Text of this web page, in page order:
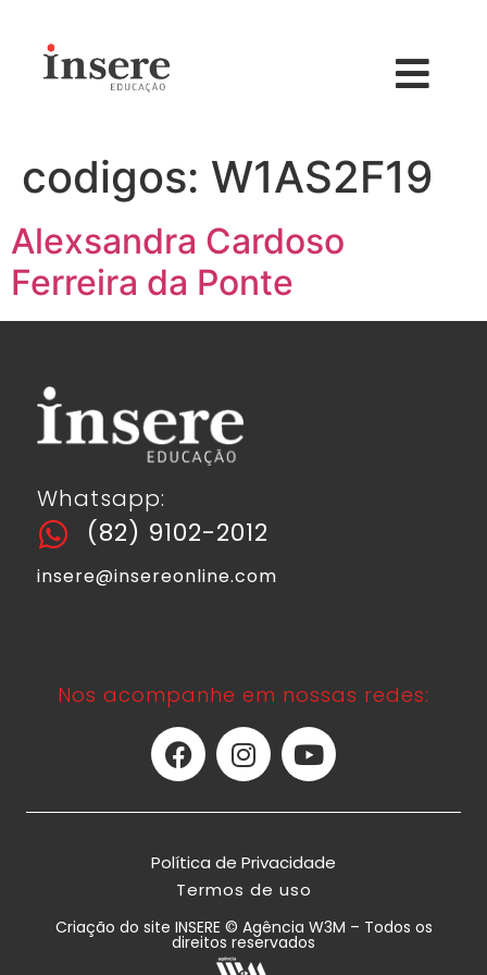
codigos: W1AS2F19
Alexsandra Cardoso
Ferreira da Ponte
Whatsapp:
(82) 9102-2012
insere@insereonline.com
Nos acompanhe em nossas redes:
Política de Privacidade
Termos de uso
Criação do site INSERE © Agência W3M – Todos os
direitos reservados